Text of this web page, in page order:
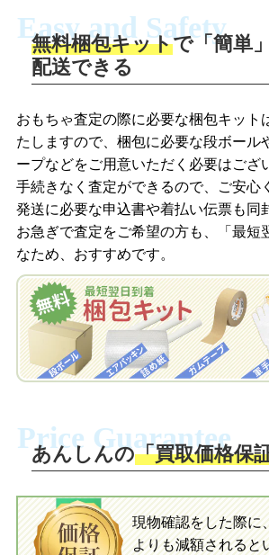
商品撮影
商品を撮影して、査
を送信します。
梱包キットをメールで申し込み
査定結果をメール
を申し込みます。梱
でお届けします。
自宅でおもちゃを発送・梱包
梱包キットに同封
送。当店へ無料で
入金完了
当店に査定したおも
指定の口座に即日
LINEの友だち追加・査定画像を送信
「ジョニージョイ
追加し、スマートフ
撮影したおもちゃ
信します。
梱包キットをLINEで申し込み
査定結果をLINEで
申し込みます。梱
お届けします。
自宅でおもちゃを発送・梱包
ださい。お電話に
送。当店へ無料で発
当店に査定したおも
Easy and Safety
無料梱包キットで「簡単
配送できる
おもちゃ査定の際に必要な梱包キット
たしますので、梱包に必要な段ボール
ープなどをご用意いただく必要はござ
手続きなく査定ができるので、ご安心
発送に必要な申込書や着払い伝票も同
お急ぎで査定をご希望の方も、「最短
なため、おすすめです。
Price Guarantee
あんしんの「買取価格保
現物確認をした際に
よりも減額されると